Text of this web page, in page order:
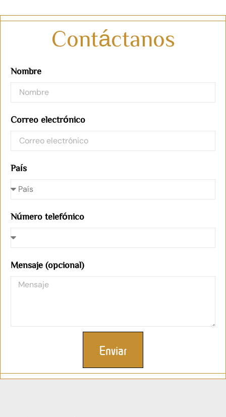
Contáctanos
Nombre
Correo electrónico
País
Número telefónico
Mensaje (opcional)
Enviar